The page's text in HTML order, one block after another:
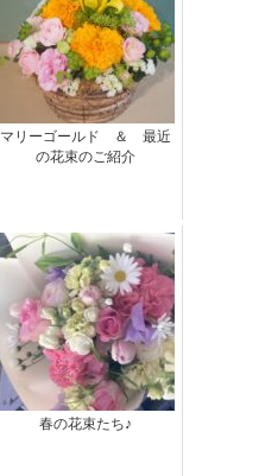
マリーゴールド ＆ 最近
の花束のご紹介
春の花束たち♪